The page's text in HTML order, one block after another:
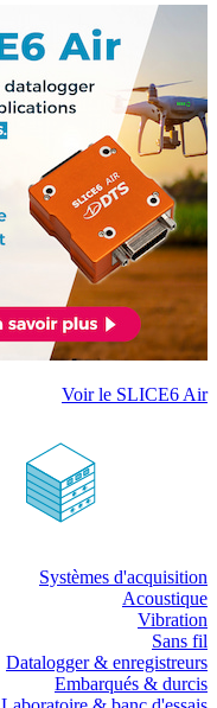
Voir le SLICE6 Air
Systèmes d'acquisition
Acoustique
Vibration
Sans fil
Datalogger & enregistreurs
Embarqués & durcis